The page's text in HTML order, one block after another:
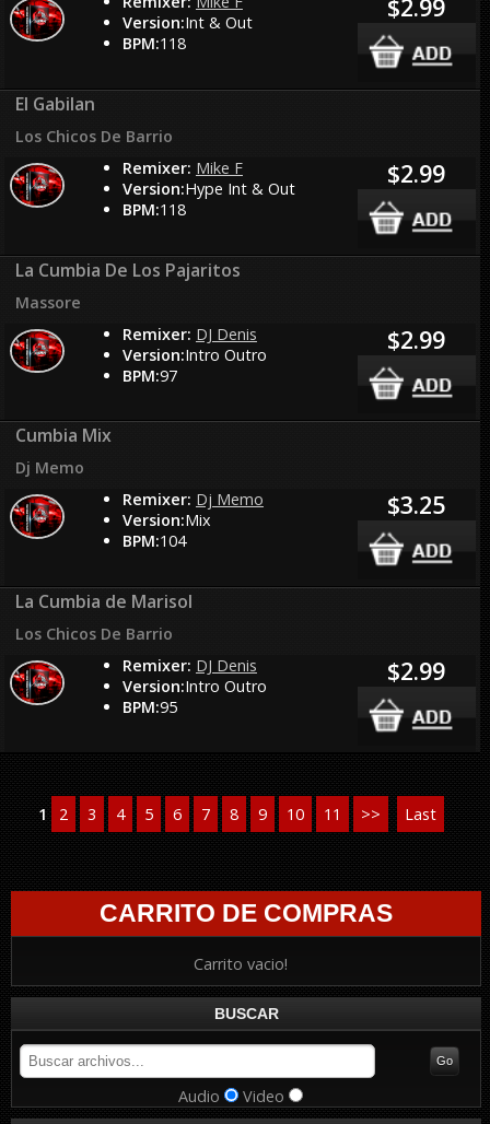
Version:Int & Out
BPM:118
$2.99
El Gabilan
Los Chicos De Barrio
Remixer: Mike F
Version:Hype Int & Out
BPM:118
$2.99
La Cumbia De Los Pajaritos
Massore
Remixer: DJ Denis
Version:Intro Outro
BPM:97
$2.99
Cumbia Mix
Dj Memo
Remixer: Dj Memo
Version:Mix
BPM:104
$3.25
La Cumbia de Marisol
Los Chicos De Barrio
Remixer: DJ Denis
Version:Intro Outro
BPM:95
$2.99
1 2 3 4 5 6 7 8 9 10 11 >> Last
CARRITO DE COMPRAS
Carrito vacio!
BUSCAR
Audio Video